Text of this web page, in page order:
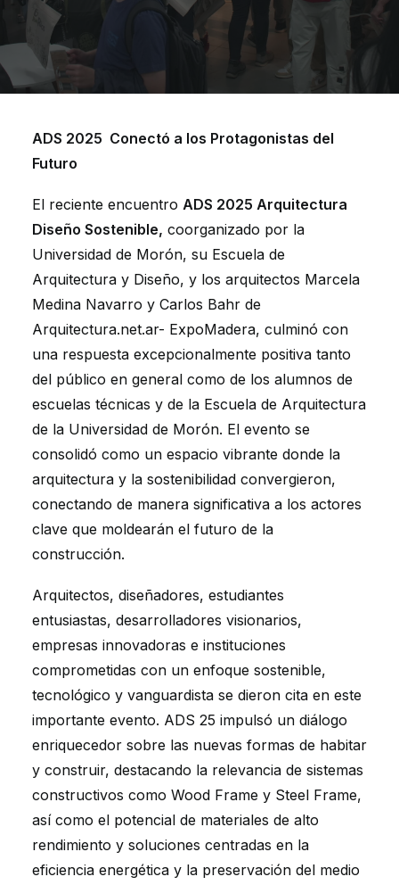
ADS 2025 Conectó a los Protagonistas del
Futuro
El reciente encuentro ADS 2025 Arquitectura
Diseño Sostenible, coorganizado por la
Universidad de Morón, su Escuela de
Arquitectura y Diseño, y los arquitectos Marcela
Medina Navarro y Carlos Bahr de
Arquitectura.net.ar- ExpoMadera, culminó con
una respuesta excepcionalmente positiva tanto
del público en general como de los alumnos de
escuelas técnicas y de la Escuela de Arquitectura
de la Universidad de Morón. El evento se
consolidó como un espacio vibrante donde la
arquitectura y la sostenibilidad convergieron,
conectando de manera significativa a los actores
clave que moldearán el futuro de la
construcción.
Arquitectos, diseñadores, estudiantes
entusiastas, desarrolladores visionarios,
empresas innovadoras e instituciones
comprometidas con un enfoque sostenible,
tecnológico y vanguardista se dieron cita en este
importante evento. ADS 25 impulsó un diálogo
enriquecedor sobre las nuevas formas de habitar
y construir, destacando la relevancia de sistemas
constructivos como Wood Frame y Steel Frame,
así como el potencial de materiales de alto
rendimiento y soluciones centradas en la
eficiencia energética y la preservación del medio